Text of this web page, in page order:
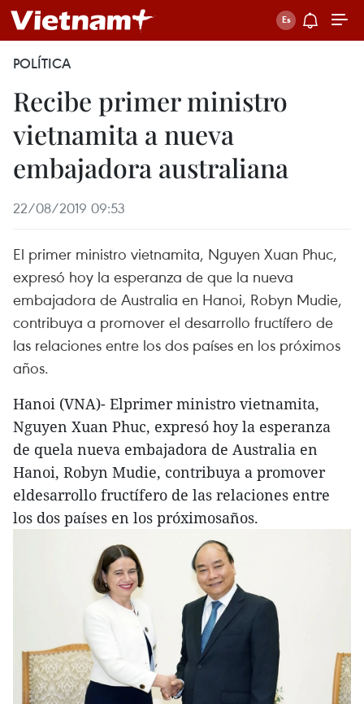
POLÍTICA
Recibe primer ministro
vietnamita a nueva
embajadora australiana
22/08/2019 09:53
El primer ministro vietnamita, Nguyen Xuan Phuc,
expresó hoy la esperanza de que la nueva
embajadora de Australia en Hanoi, Robyn Mudie,
contribuya a promover el desarrollo fructífero de
las relaciones entre los dos países en los próximos
años.
Hanoi (VNA)- Elprimer ministro vietnamita,
Nguyen Xuan Phuc, expresó hoy la esperanza
de quela nueva embajadora de Australia en
Hanoi, Robyn Mudie, contribuya a promover
eldesarrollo fructífero de las relaciones entre
los dos países en los próximosaños.